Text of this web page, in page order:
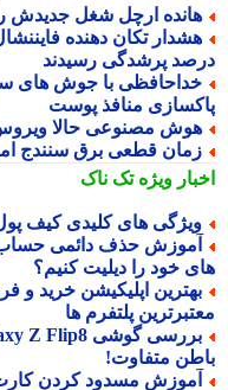
ارچل شغل جدیدش را لو
پرشدگی رسیدند
با جوش های
منافذ پوست
مصنوعی حالا ویروس
قطعی برق سنندج امروز شنبه 17 مرداد
ویژهتک ناک
های کلیدی کیف پول
حذف دائمی حساب
خود را دیلیت کنیم؟
اپلیکیشن خرید و
پلتفرم ها
متفاوت!
مسدود کردن کارت